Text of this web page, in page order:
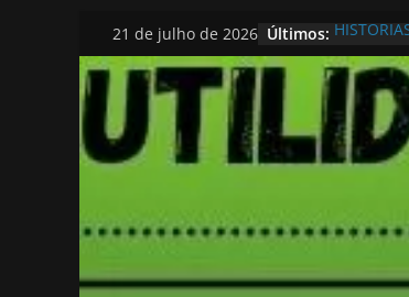
Pular
para
o
conteúdo
21 de julho de 2026 Últimos: